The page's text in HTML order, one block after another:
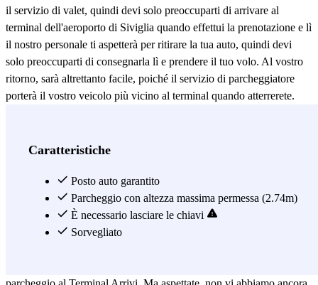
il servizio di valet, quindi devi solo preoccuparti di arrivare al
terminal dell'aeroporto di Siviglia quando effettui la prenotazione e lì
il nostro personale ti aspetterà per ritirare la tua auto, quindi devi
solo preoccuparti di consegnarla lì e prendere il tuo volo. Al vostro
ritorno, sarà altrettanto facile, poiché il servizio di parcheggiatore
porterà il vostro veicolo più vicino al terminal quando atterrerete.
che ci ringrazierete più tardi ;) E per rendere il vostro viaggio più
il Terminal dell'aeroporto di Siviglia ha due piani, il piano terra è per
gli arrivi e il primo piano per le partenze. Take & Go - Valet -
L'aeroporto di Siviglia è un parcheggio all'aperto situato a pochi
minuti dall'aeroporto di Siviglia (SVQ) con sorveglianza e sicurezza
Caratteristiche
Posto auto garantito
Parcheggio con altezza massima permessa (2.74m)
È necessario lasciare le chiavi
Sorvegliato